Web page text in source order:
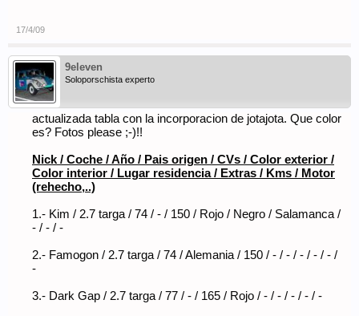
17/4/09
9eleven
Soloporschista experto
actualizada tabla con la incorporacion de jotajota. Que color
es? Fotos please ;-)!!
Nick / Coche / Año / Pais origen / CVs / Color exterior /
Color interior / Lugar residencia / Extras / Kms / Motor
(rehecho,..)
1.- Kim / 2.7 targa / 74 / - / 150 / Rojo / Negro / Salamanca /
- / - / -
2.- Famogon / 2.7 targa / 74 / Alemania / 150 / - / - / - / - / - /
-
3.- Dark Gap / 2.7 targa / 77 / - / 165 / Rojo / - / - / - / - / -